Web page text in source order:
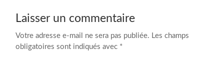
Laisser un commentaire
Votre adresse e-mail ne sera pas publiée. Les champs
obligatoires sont indiqués avec *